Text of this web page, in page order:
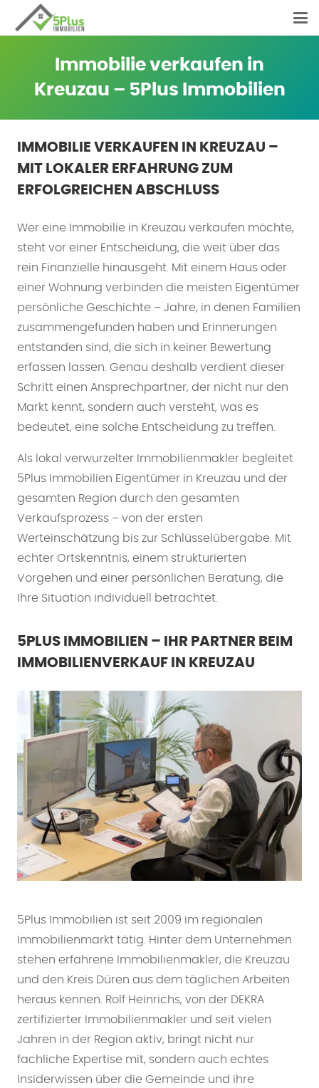
Immobilie verkaufen in
Kreuzau – 5Plus Immobilien
IMMOBILIE VERKAUFEN IN KREUZAU –
MIT LOKALER ERFAHRUNG ZUM
ERFOLGREICHEN ABSCHLUSS
Wer eine Immobilie in Kreuzau verkaufen möchte,
steht vor einer Entscheidung, die weit über das
rein Finanzielle hinausgeht. Mit einem Haus oder
einer Wohnung verbinden die meisten Eigentümer
persönliche Geschichte – Jahre, in denen Familien
zusammengefunden haben und Erinnerungen
entstanden sind, die sich in keiner Bewertung
erfassen lassen. Genau deshalb verdient dieser
Schritt einen Ansprechpartner, der nicht nur den
Markt kennt, sondern auch versteht, was es
bedeutet, eine solche Entscheidung zu treffen.
Als lokal verwurzelter Immobilienmakler begleitet
5Plus Immobilien Eigentümer in Kreuzau und der
gesamten Region durch den gesamten
Verkaufsprozess – von der ersten
Werteinschätzung bis zur Schlüsselübergabe. Mit
echter Ortskenntnis, einem strukturierten
Vorgehen und einer persönlichen Beratung, die
Ihre Situation individuell betrachtet.
5PLUS IMMOBILIEN – IHR PARTNER BEIM
IMMOBILIENVERKAUF IN KREUZAU
5Plus Immobilien ist seit 2009 im regionalen
Immobilienmarkt tätig. Hinter dem Unternehmen
stehen erfahrene Immobilienmakler, die Kreuzau
und den Kreis Düren aus dem täglichen Arbeiten
heraus kennen. Rolf Heinrichs, von der DEKRA
zertifizierter Immobilienmakler und seit vielen
Jahren in der Region aktiv, bringt nicht nur
fachliche Expertise mit, sondern auch echtes
Insiderwissen über die Gemeinde und ihre